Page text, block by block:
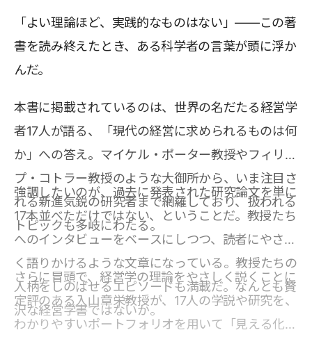
「よい理論ほど、実践的なものはない」――この著
書を読み終えたとき、ある科学者の言葉が頭に浮か
んだ。
本書に掲載されているのは、世界の名だたる経営学
者17人が語る、「現代の経営に求められるものは何
か」への答え。マイケル・ポーター教授やフィリッ
プ・コトラー教授のような大御所から、いま注目さ
れる新進気鋭の研究者まで網羅しており、扱われる
トピックも多岐にわたる。
強調したいのが、過去に発表された研究論文を単に
17本並べただけではない、ということだ。教授たち
へのインタビューをベースにしつつ、読者にやさし
く語りかけるような文章になっている。教授たちの
人柄をしのばせるエピソードも満載だ。なんとも贅
沢な経営学書ではないか。
さらに冒頭で、経営学の理論をやさしく説くことに
定評のある入山章栄教授が、17人の学説や研究を、
わかりやすいポートフォリオを用いて「見える化」